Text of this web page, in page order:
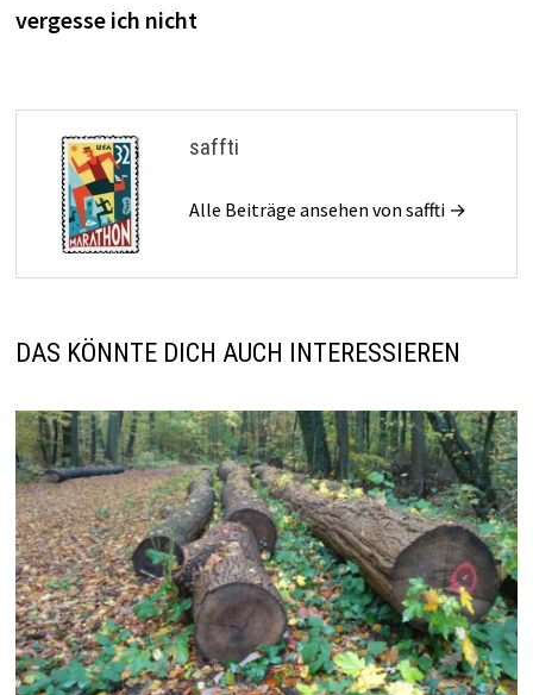
vergesse ich nicht
saffti
Alle Beiträge ansehen von saffti →
DAS KÖNNTE DICH AUCH INTERESSIEREN